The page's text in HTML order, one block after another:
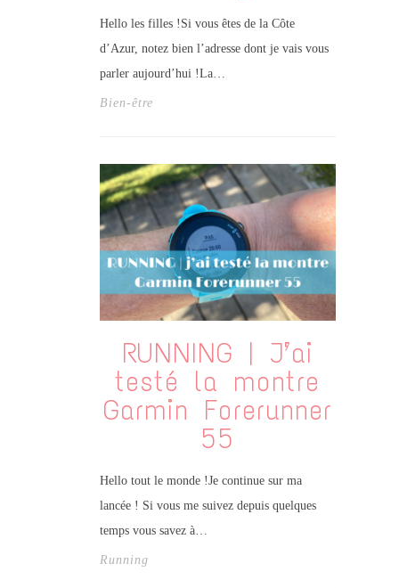
Hello les filles !Si vous êtes de la Côte
d’Azur, notez bien l’adresse dont je vais vous
parler aujourd’hui !La…
Bien-être
RUNNING | J’ai
testé la montre
Garmin Forerunner
55
Hello tout le monde !Je continue sur ma
lancée ! Si vous me suivez depuis quelques
temps vous savez à…
Running